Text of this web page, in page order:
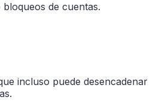
de cuentas.
incluso puede desencadenar